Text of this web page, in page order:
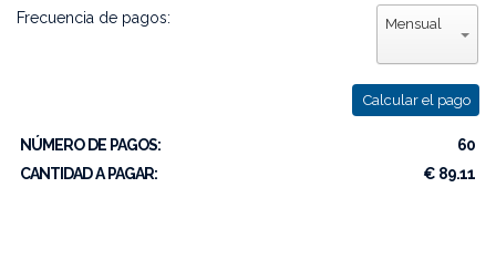
Frecuencia de pagos: Mensual
Calcular el pago
NÚMERO DE PAGOS:
60
CANTIDAD A PAGAR:
€ 89.11